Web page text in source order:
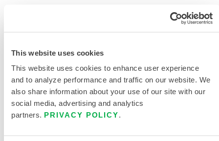
This website uses cookies
This website uses cookies to enhance user experience
and to analyze performance and traffic on our website. We
also share information about your use of our site with our
social media, advertising and analytics
partners. PRIVACY POLICY.
DOCUMENTACIÓN DEL